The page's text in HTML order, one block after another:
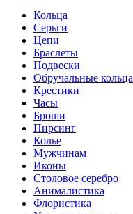
Кольца
Серьги
Цепи
Браслеты
Подвески
Обручальные кольца
Крестики
Часы
Броши
Пирсинг
Колье
Мужчинам
Иконы
Столовое серебро
Анималистика
Флористика